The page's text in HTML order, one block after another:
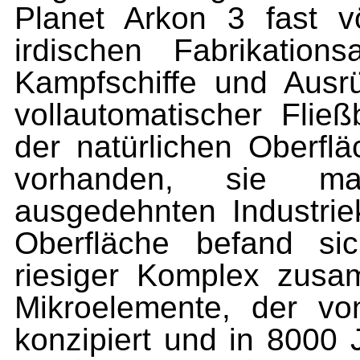
Planet Arkon 3 fast
irdischen
Kampfschiffe und
vollautomatischer
der natürlichen
vorhanden, sie
ausgedehnten
Oberfläche befand
riesiger Komplex
Mikroelemente, der
konzipiert und in 8000